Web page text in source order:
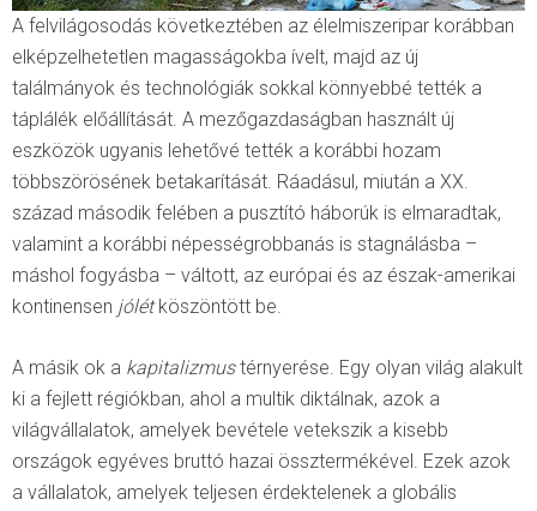
A felvilágosodás következtében az élelmiszeripar korábban
elképzelhetetlen magasságokba ívelt, majd az új
találmányok és technológiák sokkal könnyebbé tették a
táplálék előállítását. A mezőgazdaságban használt új
eszközök ugyanis lehetővé tették a korábbi hozam
többszörösének betakarítását. Ráadásul, miután a XX.
század második felében a pusztító háborúk is elmaradtak,
valamint a korábbi népességrobbanás is stagnálásba –
máshol fogyásba – váltott, az európai és az észak-amerikai
kontinensen jólétköszöntött be.
A másik ok a kapitalizmustérnyerése. Egy olyan világ alakult
ki a fejlett régiókban, ahol a multik diktálnak, azok a
világvállalatok, amelyek bevétele vetekszik a kisebb
országok egyéves bruttó hazai össztermékével. Ezek azok
a vállalatok, amelyek teljesen érdektelenek a globális